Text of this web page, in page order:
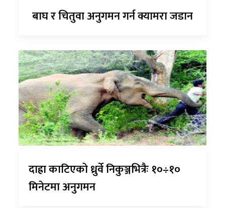
बाघ र चितुवा अनुगमन गर्न क्यामरा जडान
दाह्रा काटिएको ध्रुर्वे निकुञ्जभित्रैः १०÷१०
मिनेटमा अनुगमन